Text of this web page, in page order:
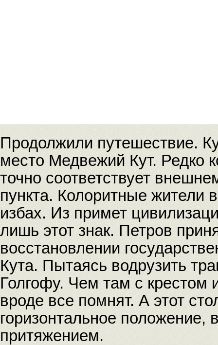
Продолжили путешествие.
место Медвежий Кут. Редко
точно соответствует
пункта. Колоритные жители
избах. Из примет
лишь этот знак. Петров
восстановлении
Кута. Пытаясь водрузить
Голгофу. Чем там с крестом
вроде все помнят. А этот
горизонтальное
притяжением.